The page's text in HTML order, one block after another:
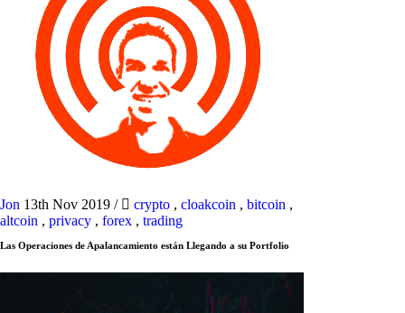
Jon 13th Nov 2019 / crypto , cloakcoin , bitcoin ,
altcoin , privacy , forex , trading
Las Operaciones de Apalancamiento están Llegando a su Portfolio